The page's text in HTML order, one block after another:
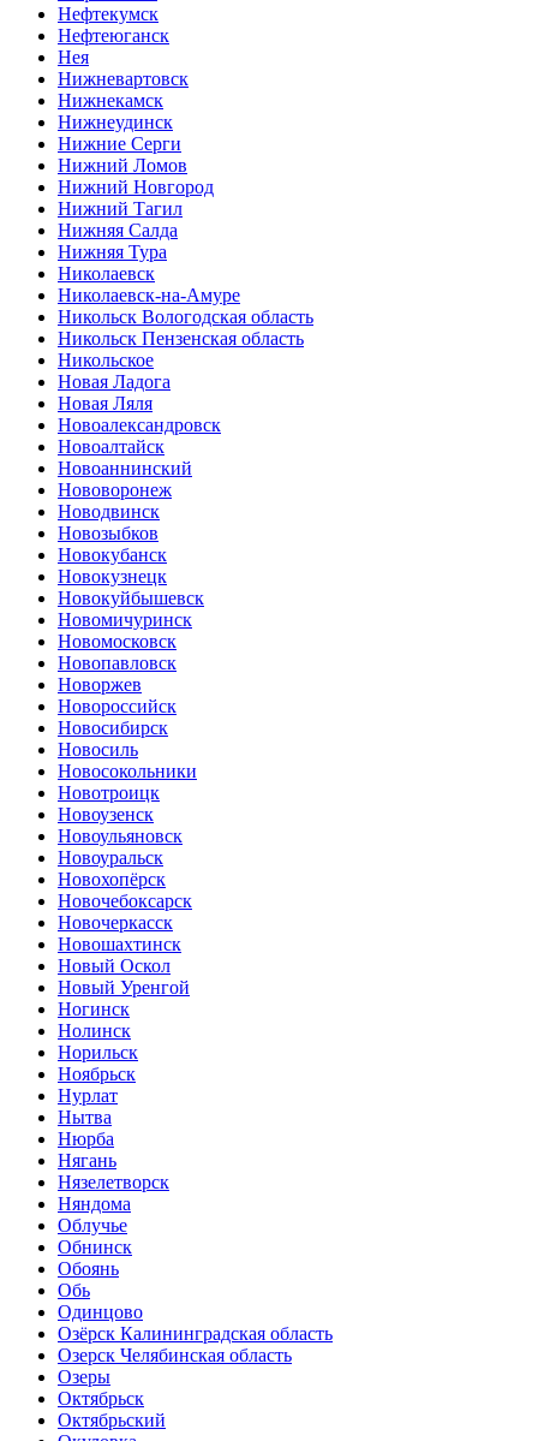
Нефтекумск
Нефтеюганск
Нея
Нижневартовск
Нижнекамск
Нижнеудинск
Нижние Серги
Нижний Ломов
Нижний Новгород
Нижний Тагил
Нижняя Салда
Нижняя Тура
Николаевск
Николаевск-на-Амуре
Никольск Вологодская область
Никольск Пензенская область
Никольское
Новая Ладога
Новая Ляля
Новоалександровск
Новоалтайск
Новоаннинский
Нововоронеж
Новодвинск
Новозыбков
Новокубанск
Новокузнецк
Новокуйбышевск
Новомичуринск
Новомосковск
Новопавловск
Новоржев
Новороссийск
Новосибирск
Новосиль
Новосокольники
Новотроицк
Новоузенск
Новоульяновск
Новоуральск
Новохопёрск
Новочебоксарск
Новочеркасск
Новошахтинск
Новый Оскол
Новый Уренгой
Ногинск
Нолинск
Норильск
Ноябрьск
Нурлат
Нытва
Нюрба
Нягань
Нязелетворск
Няндома
Облучье
Обнинск
Обоянь
Обь
Одинцово
Озёрск Калининградская область
Озерск Челябинская область
Озеры
Октябрьск
Октябрьский